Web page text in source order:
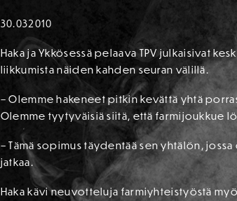
30.032010
Haka ja Ykkösessä pelaava TPV julkaisivat
liikkumista näiden kahden seuran välillä.
– Olemme hakeneet pitkin kevättä yhtä
Olemme tyytyväisiä siitä, että farmijoukkue
– Tämä sopimus täydentää sen yhtälön,
jatkaa.
Haka kävi neuvotteluja farmiyhteistyöstä